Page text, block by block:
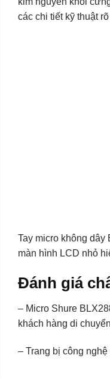
các chi tiết kỹ thuật
Tay micro không
màn hình LCD nhỏ
Đánh giá
– Micro Shure
khách hàng di
– Trang bị công